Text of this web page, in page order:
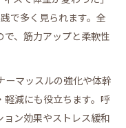
で多く見られます。全
、筋力アップと柔軟性
ーマッスルの強化や体幹
減にも役立ちます。呼
ン効果やストレス緩和